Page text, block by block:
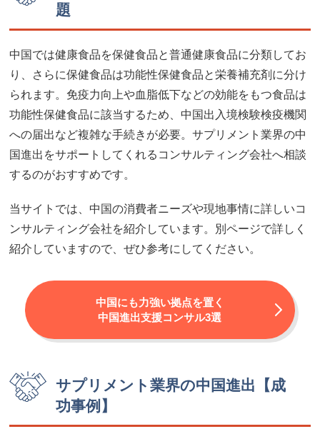
題
中国では健康食品を保健食品と普通健康食品に分類してお
り、さらに保健食品は功能性保健食品と栄養補充剤に分け
られます。免疫力向上や血脂低下などの効能をもつ食品は
功能性保健食品に該当するため、中国出入境検験検疫機関
への届出など複雑な手続きが必要。サプリメント業界の中
国進出をサポートしてくれるコンサルティング会社へ相談
するのがおすすめです。
当サイトでは、中国の消費者ニーズや現地事情に詳しいコ
ンサルティング会社を紹介しています。別ページで詳しく
紹介していますので、ぜひ参考にしてください。
中国にも力強い拠点を置く
中国進出支援コンサル3選
サプリメント業界の中国進出【成
功事例】